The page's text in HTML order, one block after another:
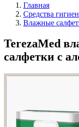
Главная
Средства
Влажные
TerezaMed
салфетки с